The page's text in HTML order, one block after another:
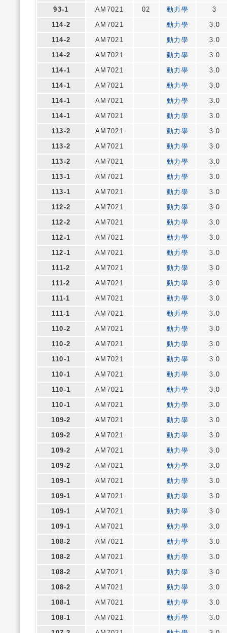
93-1
AM7021 02 動力學
3
114-2
AM7021 動力學
3.0
114-2
AM7021 動力學
3.0
114-2
AM7021 動力學
3.0
114-1
AM7021 動力學
3.0
114-1
AM7021 動力學
3.0
114-1
AM7021 動力學
3.0
114-1
AM7021 動力學
3.0
113-2
AM7021 動力學
3.0
113-2
AM7021 動力學
3.0
113-2
AM7021 動力學
3.0
113-1
AM7021 動力學
3.0
113-1
AM7021 動力學
3.0
112-2
AM7021 動力學
3.0
112-2
AM7021 動力學
3.0
112-1
AM7021 動力學
3.0
112-1
AM7021 動力學
3.0
111-2
AM7021 動力學
3.0
111-2
AM7021 動力學
3.0
111-1
AM7021 動力學
3.0
111-1
AM7021 動力學
3.0
110-2
AM7021 動力學
3.0
110-2
AM7021 動力學
3.0
110-1
AM7021 動力學
3.0
110-1
AM7021 動力學
3.0
110-1
AM7021 動力學
3.0
110-1
AM7021 動力學
3.0
109-2
AM7021 動力學
3.0
109-2
AM7021 動力學
3.0
109-2
AM7021 動力學
3.0
109-2
AM7021 動力學
3.0
109-1
AM7021 動力學
3.0
109-1
AM7021 動力學
3.0
109-1
AM7021 動力學
3.0
109-1
AM7021 動力學
3.0
108-2
AM7021 動力學
3.0
108-2
AM7021 動力學
3.0
108-2
AM7021 動力學
3.0
108-2
AM7021 動力學
3.0
108-1
AM7021 動力學
3.0
108-1
AM7021 動力學
3.0